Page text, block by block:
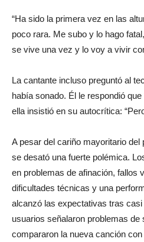
“Ha sido la primera vez en las
poco rara. Me subo y lo hago
se vive una vez y lo voy a vivir
La cantante incluso preguntó al
había sonado. Él le respondió
ella insistió en su autocrítica:
A pesar del cariño mayoritario del
se desató una fuerte polémica.
en problemas de afinación, fallos
dificultades técnicas y una
alcanzó las expectativas tras
usuarios señalaron problemas
compararon la nueva canción